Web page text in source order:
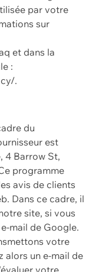
par votre
sur
et dans la
:
.
du
est
4 Barrow St,
programme
avis de clients
Dans ce cadre, il
site, si vous
mail de Google.
votre
alors un e-mail de